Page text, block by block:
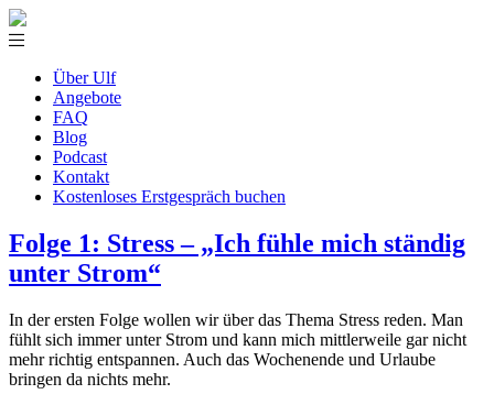
Über Ulf
Angebote
FAQ
Blog
Podcast
Kontakt
Kostenloses Erstgespräch buchen
Folge 1: Stress – „Ich fühle mich ständig
unter Strom“
In der ersten Folge wollen wir über das Thema Stress reden. Man
fühlt sich immer unter Strom und kann mich mittlerweile gar nicht
mehr richtig entspannen. Auch das Wochenende und Urlaube
bringen da nichts mehr.